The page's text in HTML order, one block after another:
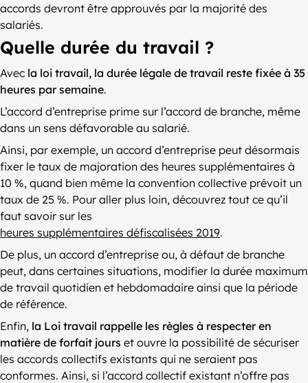
accords devront être approuvés par la majorité des
salariés.
Quelle durée du travail ?
Avec la loi travail, la durée légale de travail reste fixée à 35
heures par semaine.
L’accord d’entreprise prime sur l’accord de branche, même
dans un sens défavorable au salarié.
Ainsi, par exemple, un accord d’entreprise peut désormais
fixer le taux de majoration des heures supplémentaires à
10 %, quand bien même la convention collective prévoit un
taux de 25 %. Pour aller plus loin, découvrez tout ce qu’il
faut savoir sur les
heures supplémentaires défiscalisées 2019.
De plus, un accord d’entreprise ou, à défaut de branche
peut, dans certaines situations, modifier la durée maximum
de travail quotidien et hebdomadaire ainsi que la période
de référence.
Enfin, la Loi travail rappelle les règles à respecter en
matière de forfait jours et ouvre la possibilité de sécuriser
les accords collectifs existants qui ne seraient pas
conformes. Ainsi, si l’accord collectif existant n’offre pas